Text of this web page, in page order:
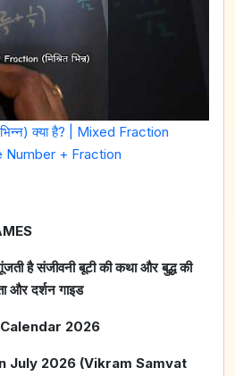
क्या है? | Mixed Fraction
Number + Fraction
है संजीवनी बूटी की कथा और बुद्ध की
और दर्शन गाइड
2026
July 2026 (Vikram Samvat